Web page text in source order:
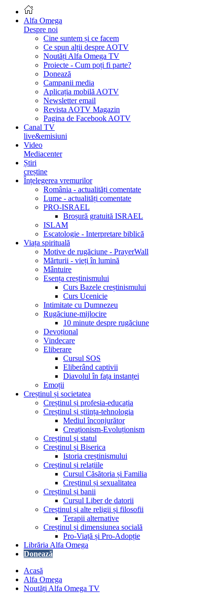
Alfa Omega
Despre noi
Cine suntem și ce facem
Ce spun alții despre AOTV
Noutăți Alfa Omega TV
Proiecte - Cum poți fi parte?
Donează
Campanii media
Aplicația mobilă AOTV
Newsletter email
Revista AOTV Magazin
Pagina de Facebook AOTV
Canal TV
live&emisiuni
Video
Mediacenter
Știri
creștine
Înțelegerea vremurilor
România - actualități comentate
Lume - actualități comentate
PRO-ISRAEL
Broșură gratuită ISRAEL
ISLAM
Escatologie - Interpretare biblică
Viața spirituală
Motive de rugăciune - PrayerWall
Mărturii - vieți în lumină
Mântuire
Esența creștinismului
Curs Bazele creștinismului
Curs Ucenicie
Intimitate cu Dumnezeu
Rugăciune-mijlocire
10 minute despre rugăciune
Devoțional
Vindecare
Eliberare
Cursul SOS
Eliberând captivii
Diavolul în fața instanței
Emoții
Creștinul și societatea
Creștinul și profesia-educația
Creștinul și știința-tehnologia
Mediul înconjurător
Creaționism-Evoluționism
Creștinul și statul
Creștinul și Biserica
Istoria creștinismului
Creștinul și relațiile
Cursul Căsătoria și Familia
Creștinul și sexualitatea
Creștinul și banii
Cursul Liber de datorii
Creștinul și alte religii și filosofii
Terapii alternative
Creștinul și dimensiunea socială
Pro-Viață și Pro-Adopție
Librăria Alfa Omega
Donează
Acasă
Alfa Omega
Noutăți Alfa Omega TV